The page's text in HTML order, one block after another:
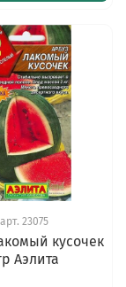
арт. 23075
кусочек
Аэлита